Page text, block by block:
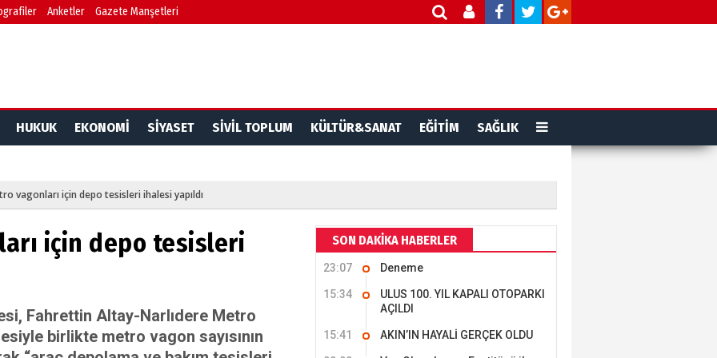
Anketler Gazete Manşetleri
HUKUK EKONOMİ SİYASET SİVİL TOPLUM KÜLTÜR&SANAT EĞİTİM SAĞLIK
vagonları için depo tesisleri ihalesi yapıldı
için depo tesisleri
Fahrettin Altay-Narlıdere Metro
birlikte metro vagon sayısının
SON DAKİKA HABERLER
23:07 Deneme
15:34
ULUS 100. YIL KAPALI OTOPARKI
AÇILDI
15:41 AKIN’IN HAYALİ GERÇEK OLDU